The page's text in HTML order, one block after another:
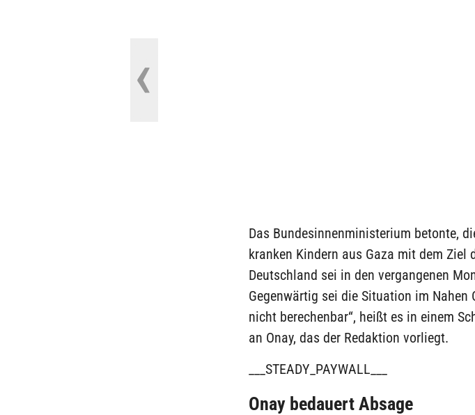
Das Bundesinnenministerium betonte,
kranken Kindern aus Gaza mit dem Ziel
Deutschland sei in den vergangenen
Gegenwärtig sei die Situation im
nicht berechenbar“, heißt es in einem
an Onay, das der Redaktion vorliegt.
___STEADY_PAYWALL___
Onay bedauert Absage